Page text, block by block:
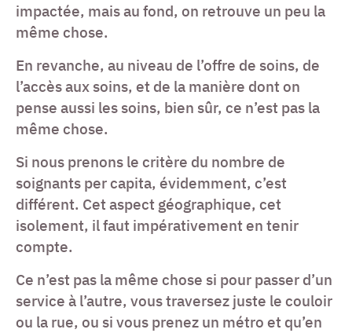
impactée, mais au fond, on retrouve un peu la
même chose.
En revanche, au niveau de l’offre de soins, de
l’accès aux soins, et de la manière dont on
pense aussi les soins, bien sûr, ce n’est pas la
même chose.
Si nous prenons le critère du nombre de
soignants per capita, évidemment, c’est
différent. Cet aspect géographique, cet
isolement, il faut impérativement en tenir
compte.
Ce n’est pas la même chose si pour passer d’un
service à l’autre, vous traversez juste le couloir
ou la rue, ou si vous prenez un métro et qu’en